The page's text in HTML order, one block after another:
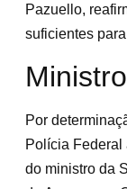
Pazuello,
suficientes
Por
Polícia Federal
do ministro da